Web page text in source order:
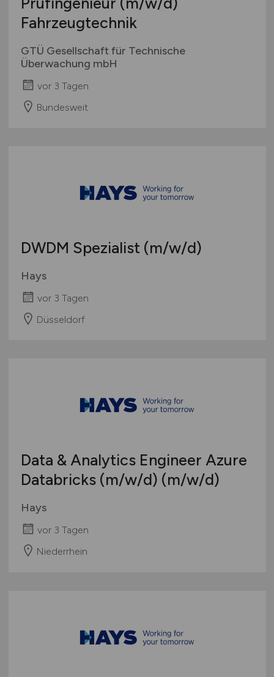
Fahrzeugtechnik
GTÜ Gesellschaft für Technische
Überwachung mbH
vor 3 Tagen
Bundesweit
DWDM Spezialist (m/w/d)
Hays
vor 3 Tagen
Düsseldorf
Data & Analytics Engineer Azure
Databricks (m/w/d) (m/w/d)
Hays
vor 3 Tagen
Niederrhein